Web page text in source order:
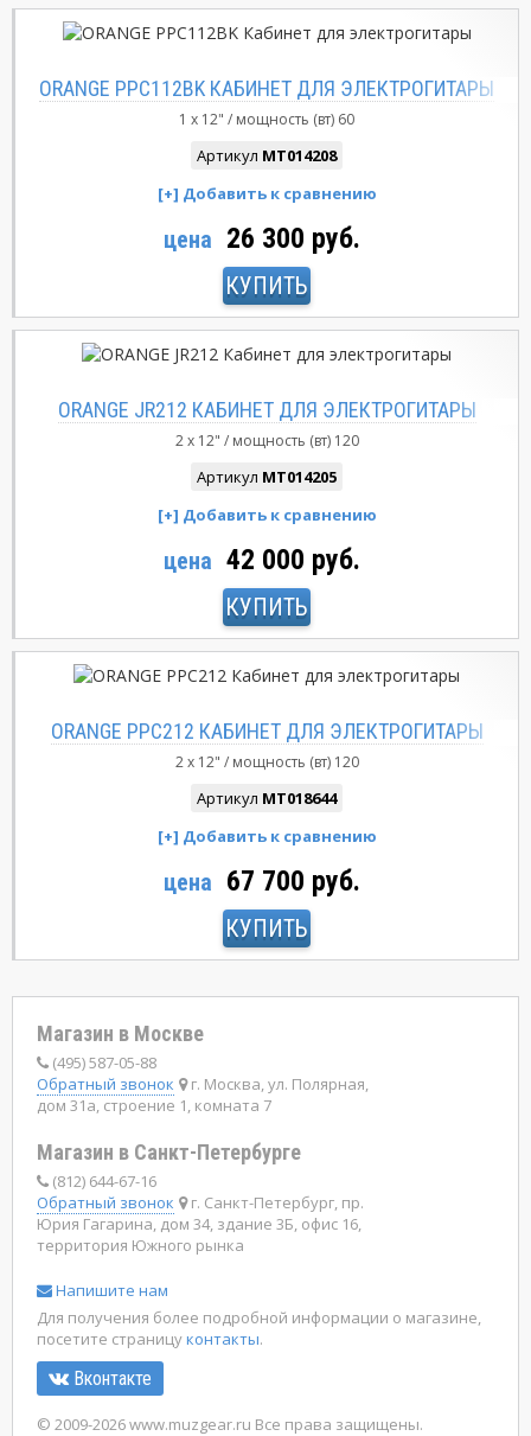
ORANGE PPC112BK КАБИНЕТ ДЛЯ ЭЛЕКТРОГИТАРЫ
1 x 12" мощность (вт) 60
Артикул MT014208
цена 26 300 руб.
КУПИТЬ
ORANGE JR212 КАБИНЕТ ДЛЯ ЭЛЕКТРОГИТАРЫ
2 x 12" мощность (вт) 120
Артикул MT014205
цена 42 000 руб.
КУПИТЬ
ORANGE PPC212 КАБИНЕТ ДЛЯ ЭЛЕКТРОГИТАРЫ
2 x 12" мощность (вт) 120
Артикул MT018644
цена 67 700 руб.
КУПИТЬ
Магазин в Москве
(495) 587-05-88
Обратный звонок
г. Москва, ул. Полярная,
дом 31а, строение 1, комната 7
Магазин в Санкт-Петербурге
(812) 644-67-16
Обратный звонок
г. Санкт-Петербург, пр.
Юрия Гагарина, дом 34, здание 3Б, офис 16,
территория Южного рынка
Напишите нам
Для получения более подробной информации о магазине,
посетите страницуконтакты.
Вконтакте
© 2009-2026 www.muzgear.ru Все права защищены.